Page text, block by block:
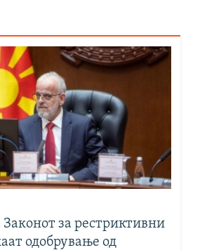
за рестриктивни
одобрување од